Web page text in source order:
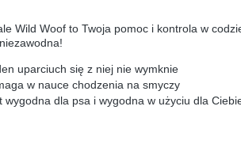
Wild Woof to Twoja pomoc i kontrola w
uparciuch się z niej nie wymknie
w nauce chodzenia na smyczy
wygodna dla psa i wygodna w użyciu dla